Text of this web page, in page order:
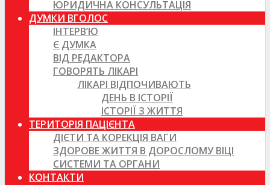
ЮРИДИЧНА КОНСУЛЬТАЦІЯ
ДУМКИ ВГОЛОС
ІНТЕРВ’Ю
Є ДУМКА
ВІД РЕДАКТОРА
ГОВОРЯТЬ ЛІКАРІ
ЛІКАРІ ВІДПОЧИВАЮТЬ
ДЕНЬ В ІСТОРІЇ
ІСТОРІЇ З ЖИТТЯ
ТЕРИТОРІЯ ПАЦІЄНТА
ДІЄТИ ТА КОРЕКЦІЯ ВАГИ
ЗДОРОВЕ ЖИТТЯ В ДОРОСЛОМУ ВІЦІ
СИСТЕМИ ТА ОРГАНИ
КОНТАКТИ